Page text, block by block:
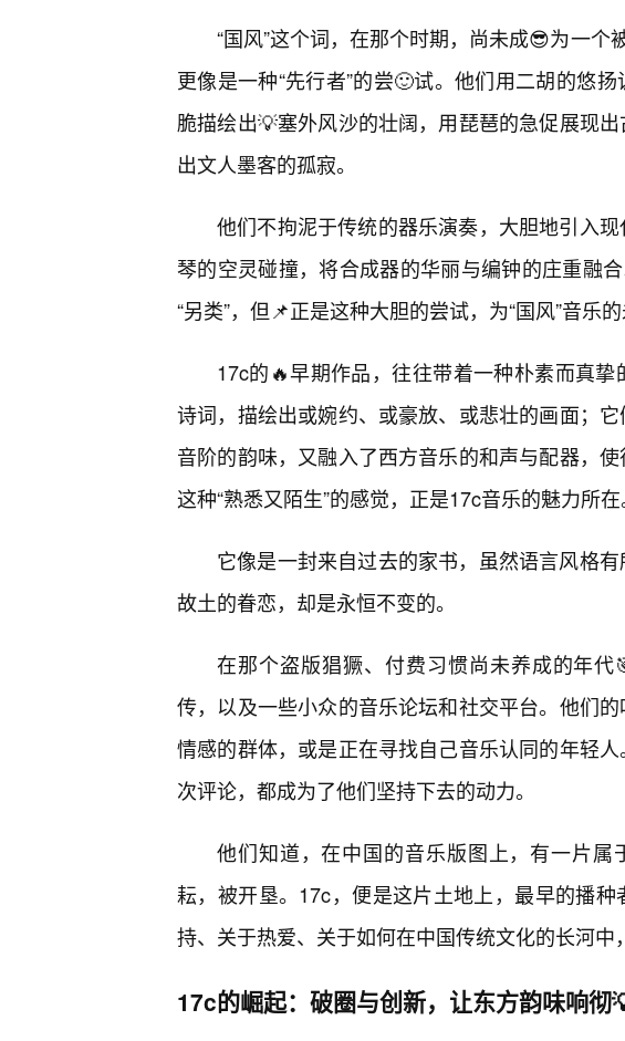
“国风”这个词，在那个时期，尚未成😎为一个
更像是一种“先行者”的尝🙂试。他们用二胡的悠
脆描绘出💡塞外风沙的壮阔，用琵琶的急促展现
出文人墨客的孤寂。
他们不拘泥于传统的器乐演奏，大胆地引入
琴的空灵碰撞，将合成器的华丽与编钟的庄重融
“另类”，但📌正是这种大胆的尝试，为“国风”音乐
17c的🔥早期作品，往往带着一种朴素而真
诗词，描绘出或婉约、或豪放、或悲壮的画面；
音阶的韵味，又融入了西方音乐的和声与配器，
这种“熟悉又陌生”的感觉，正是17c音乐的魅力所在
它像是一封来自过去的家书，虽然语言风格
故土的眷恋，却是永恒不变的。
在那个盗版猖獗、付费习惯尚未养成的年
传，以及一些小众的音乐论坛和社交平台。他们
情感的群体，或是正在寻找自己音乐认同的年轻
次评论，都成为了他们坚持下去的动力。
他们知道，在中国的音乐版图上，有一片属
耘，被开垦。17c，便是这片土地上，最早的播
持、关于热爱、关于如何在中国传统文化的长河中
17c的崛起：破圈与创新，让东方韵味响彻